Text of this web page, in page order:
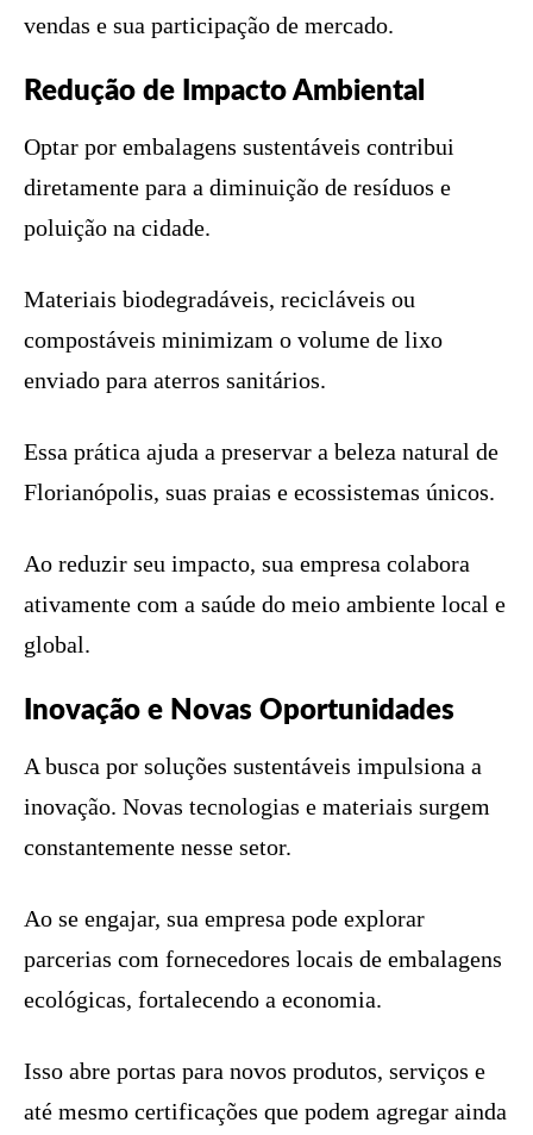
vendas e sua participação de mercado.
Redução de Impacto Ambiental
Optar por embalagens sustentáveis contribui
diretamente para a diminuição de resíduos e
poluição na cidade.
Materiais biodegradáveis, recicláveis ou
compostáveis minimizam o volume de lixo
enviado para aterros sanitários.
Essa prática ajuda a preservar a beleza natural de
Florianópolis, suas praias e ecossistemas únicos.
Ao reduzir seu impacto, sua empresa colabora
ativamente com a saúde do meio ambiente local e
global.
Inovação e Novas Oportunidades
A busca por soluções sustentáveis impulsiona a
inovação. Novas tecnologias e materiais surgem
constantemente nesse setor.
Ao se engajar, sua empresa pode explorar
parcerias com fornecedores locais de embalagens
ecológicas, fortalecendo a economia.
Isso abre portas para novos produtos, serviços e
até mesmo certificações que podem agregar ainda